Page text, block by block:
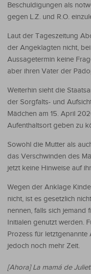
Beschuldigungen als
gegen L.Z. und R.O.
Laut der Tageszeitung
der Angeklagten nicht,
Aussagetermin keine
aber ihren Vater der
Weiterhin sieht die
der Sorgfalts- und
Mädchen am 15. April
Aufenthaltsort geben zu
Sowohl die Mutter als
das Verschwinden des
jetzt keine Hinweise auf
Wegen der Anklage
nicht, ist es gesetzlich
nennen, falls sich jemand
Initialen genutzt werden.
Prozess für
jedoch noch mehr Zeit.
[Ahora] La mamá de